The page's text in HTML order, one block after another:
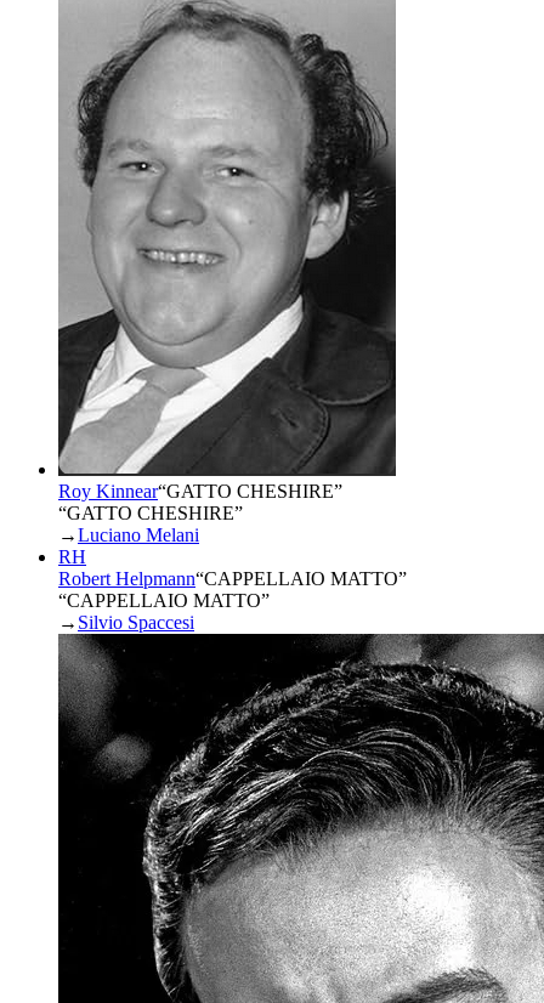
Roy Kinnear“GATTO CHESHIRE”
“GATTO CHESHIRE”
→Luciano Melani
RH
Robert Helpmann“CAPPELLAIO MATTO”
“CAPPELLAIO MATTO”
→ Silvio Spaccesi